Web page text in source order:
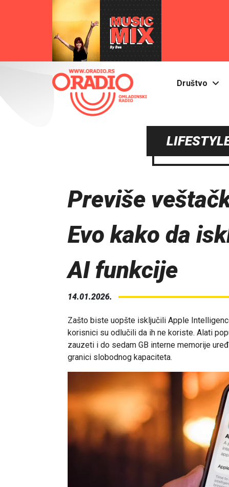
Društvo
Previše
Evo kako da
AI funkcije
14.01.2026.
Zašto biste uopšte isključili Apple
korisnici su odlučili da ih ne koriste. Alati
zauzeti i do sedam GB interne memorije
granici slobodnog kapaciteta.